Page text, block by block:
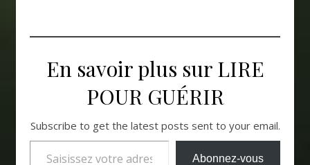
En savoir plus sur LIRE
POUR GUÉRIR
Subscribe to get the latest posts sent to your email.
Saisissez votre adresse e-mail…
Abonnez-vous